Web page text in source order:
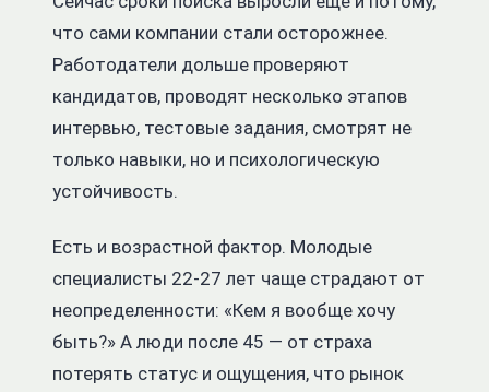
что сами компании стали осторожнее.
Работодатели дольше проверяют
кандидатов, проводят несколько этапов
интервью, тестовые задания, смотрят не
только навыки, но и психологическую
устойчивость.
Есть и возрастной фактор. Молодые
специалисты 22-27 лет чаще страдают от
неопределенности: «Кем я вообще хочу
быть?» А люди после 45 — от страха
потерять статус и ощущения, что рынок